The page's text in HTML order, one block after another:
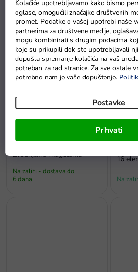
Kolačiće upotrebljavamo kako bismo
oglase, omogućili značajke društvenih
promet. Podatke o vašoj upotrebi naše
partnerima za društvene medije,
mogu kombinirati s drugim podacima
koje su prikupili dok ste upotrebljavali
dopušta spremanje kolačića na vaš
potreban za rad stranice. Za sve ostale
potrebno nam je vaše dopuštenje.
Postavke
Prihvati
Interaktivna edukativna
senzorna igračka Rak za
djecu grizalo
Na zalihi - dostava do
6 dana
Set
Na
životinjama i kuglicama
Na zalihi - dostava do
6 dana
16
Na